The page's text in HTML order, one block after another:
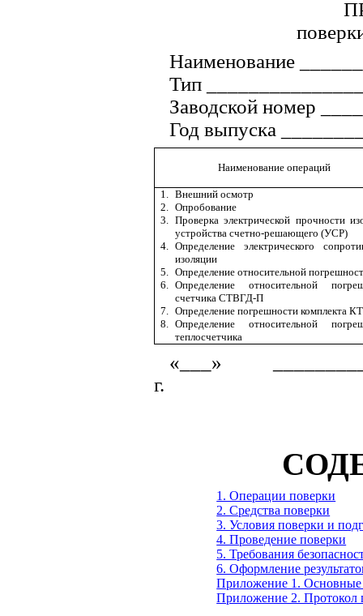
Наименование
Тип
Заводской номер
Год выпуска
Наименование операций
1.
Внешний осмотр
2.
Опробование
3.
Проверка электрической прочности
устройства счетно-решающего (УСР)
4.
Определение электрического
изоляции
5.
Определение относительной
6.
Определение относительной
счетчика СТВГД-П
7.
Определение погрешности комплекта
8.
Определение относительной
теплосчетчика
«___»
г.
1. Операции поверки
2. Средства поверки
3. Условия поверки и
4. Проведение поверки
5. Требования
6. Оформление
Приложение 1. Основные
Приложение 2. Протокол